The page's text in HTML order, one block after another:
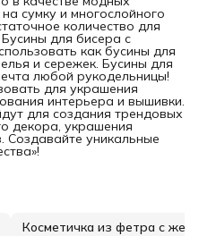
сумку и многослойного
количество для
для бисера с
как бусины для
и сережек. Бусины для
любой рукодельницы!
для украшения
интерьера и вышивки.
для создания трендовых
декора, украшения
Создавайте уникальные
Косметичка из фетра с